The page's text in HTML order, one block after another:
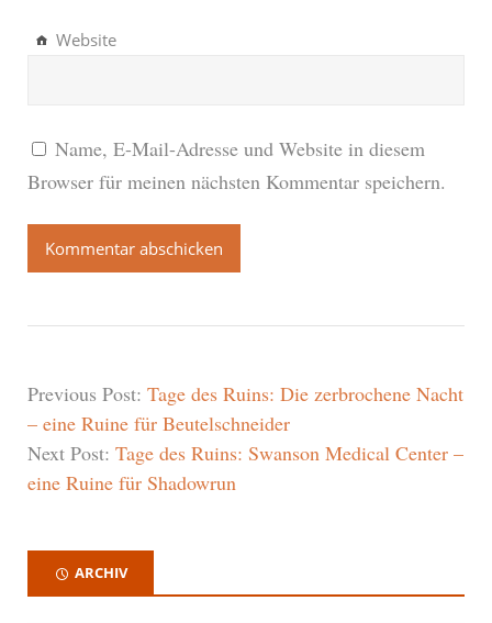
Website
Name, E-Mail-Adresse und Website in diesem
Browser für meinen nächsten Kommentar speichern.
Previous Post: Tage des Ruins: Die zerbrochene Nacht
– eine Ruine für Beutelschneider
Next Post: Tage des Ruins: Swanson Medical Center –
eine Ruine für Shadowrun
ARCHIV